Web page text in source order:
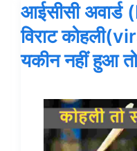
आईसीसी
विराट
यकीन नहीं हुआ